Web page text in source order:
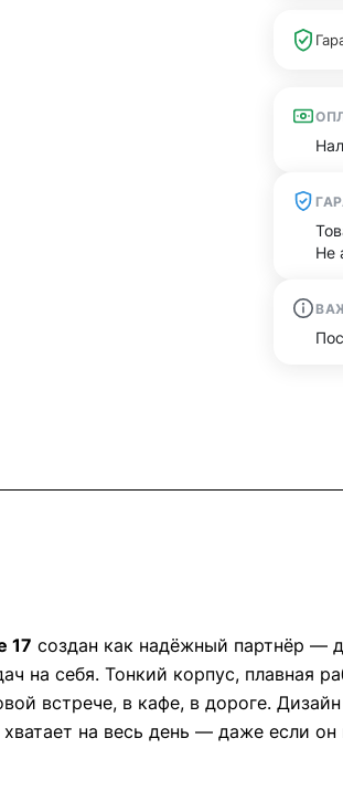
Не
17 создан как надёжный партнёр —
на себя. Тонкий корпус, плавная
встрече, в кафе, в дороге.
на весь день — даже если